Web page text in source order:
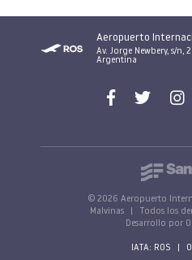
Aeropuerto
Av. Jorge Newbery, s/n,
Argentina
© 2026 Aeropuerto
Malvinas
Todos los
Desarrollo por
IATA: ROS